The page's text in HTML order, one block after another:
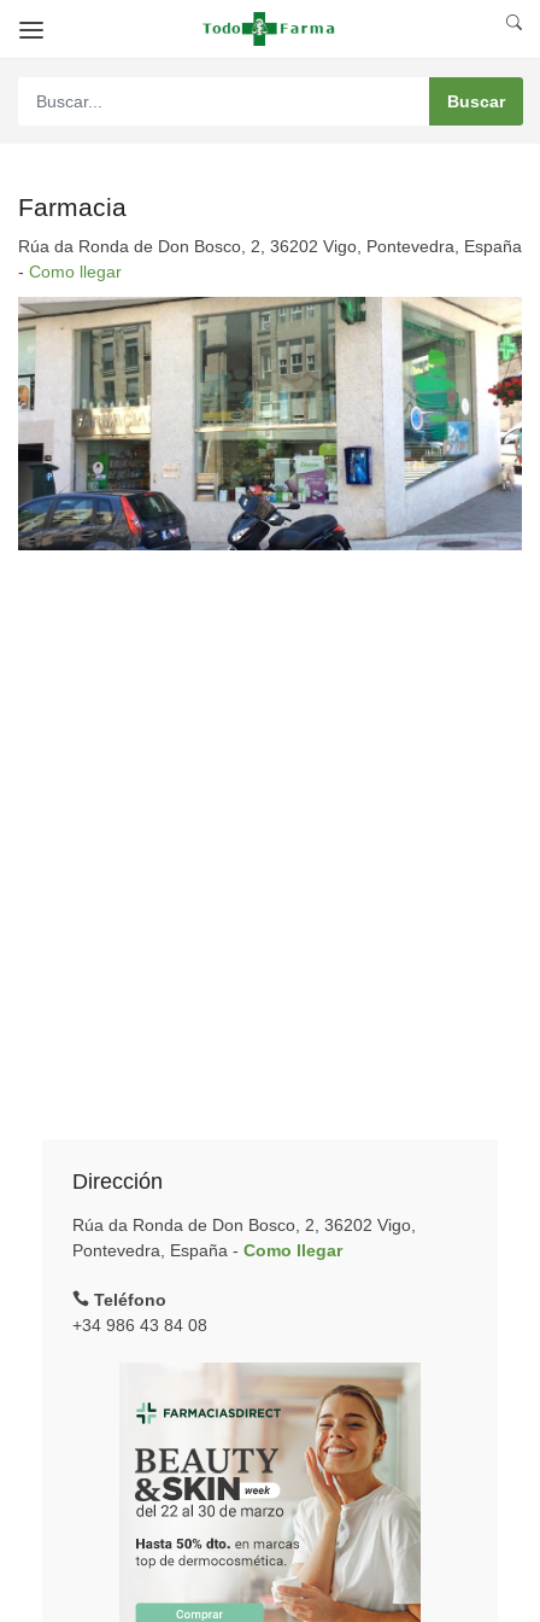
Farmacia
Rúa da Ronda de Don Bosco, 2, 36202 Vigo, Pontevedra, España
- Como llegar
Dirección
Rúa da Ronda de Don Bosco, 2, 36202 Vigo,
Pontevedra, España - Como llegar
Teléfono
+34 986 43 84 08